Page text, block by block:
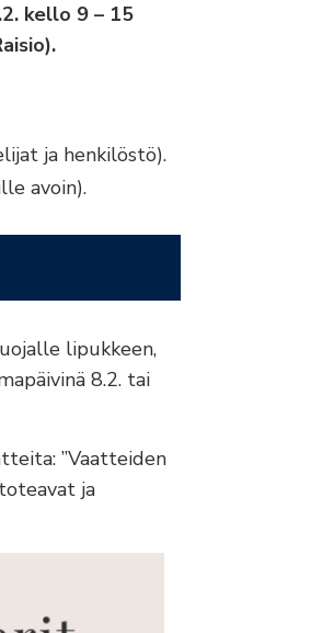
kello 9 – 15
ja henkilöstö).
avoin).
lipukkeen,
8.2. tai
”Vaatteiden
ja